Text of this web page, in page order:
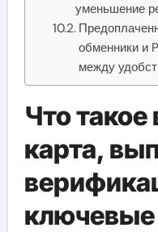
уменьшение
обменники и
между
Что такое
карта,
ключевые